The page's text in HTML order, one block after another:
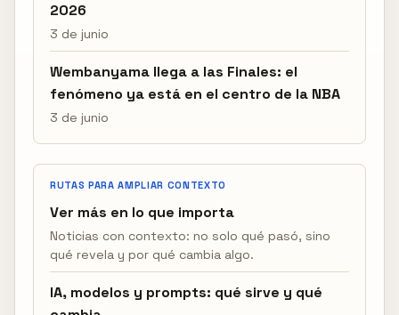
2026
3 de junio
Wembanyama llega a las Finales: el
fenómeno ya está en el centro de la NBA
3 de junio
RUTAS PARA AMPLIAR CONTEXTO
Ver más en lo que importa
Noticias con contexto: no solo qué pasó, sino
qué revela y por qué cambia algo.
IA, modelos y prompts: qué sirve y qué